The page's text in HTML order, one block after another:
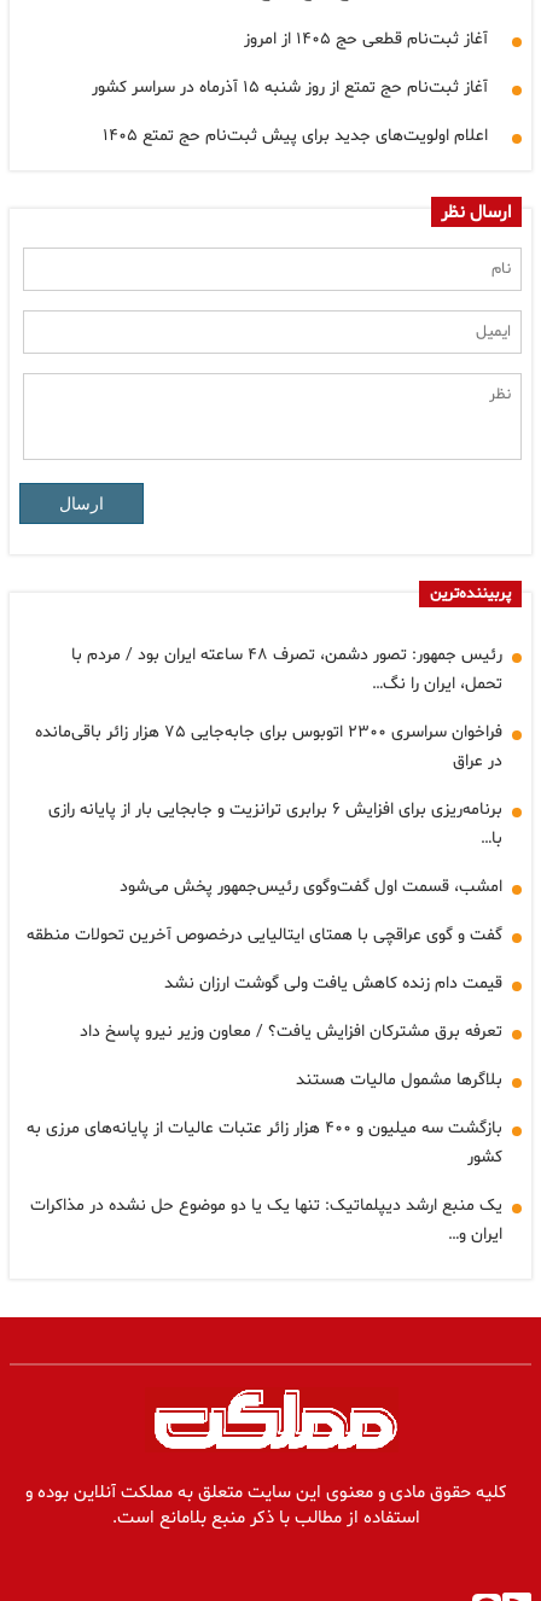
آغاز ثبت‌نام قطعی حج ۱۴۰۵ از امروز
آغاز ثبت‌نام حج تمتع از روز شنبه ۱۵ آذرماه در سراسر کشور
اعلام اولویت‌های جدید برای پیش ثبت‌نام حج تمتع ۱۴۰۵
ارسال نظر
ارسال
پربیننده‌ترین
رئیس جمهور: تصور دشمن، تصرف ۴۸ ساعته ایران بود / مردم با
تحمل، ایران را نگ…
فراخوان سراسری ۲۳۰۰ اتوبوس برای جابه‌جایی ۷۵ هزار زائر باقی‌مانده
در عراق
برنامه‌ریزی برای افزایش ۶ برابری ترانزیت و جابجایی بار از پایانه رازی
با…
امشب، قسمت اول گفت‌وگوی رئیس‌جمهور پخش می‌شود
گفت و گوی عراقچی با همتای ایتالیایی درخصوص آخرین تحولات منطقه
قیمت دام زنده کاهش یافت ولی گوشت ارزان نشد
تعرفه برق مشترکان افزایش یافت؟ / معاون وزیر نیرو پاسخ داد
بلاگرها مشمول مالیات هستند
بازگشت سه میلیون و ۴۰۰ هزار زائر عتبات عالیات از پایانه‌های مرزی به
کشور
یک منبع ارشد دیپلماتیک: تنها یک یا دو موضوع حل نشده در مذاکرات
ایران و…
کلیه حقوق مادی و معنوی این سایت متعلق به مملکت آنلاین بوده و
استفاده از مطالب با ذکر منبع بلامانع است.